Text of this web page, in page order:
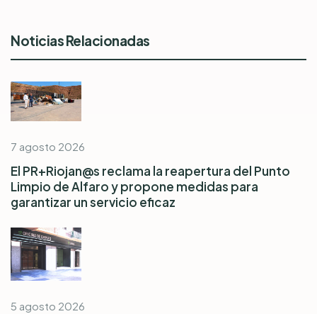
Noticias Relacionadas
7 agosto 2026
El PR+Riojan@s reclama la reapertura del Punto
Limpio de Alfaro y propone medidas para
garantizar un servicio eficaz
5 agosto 2026